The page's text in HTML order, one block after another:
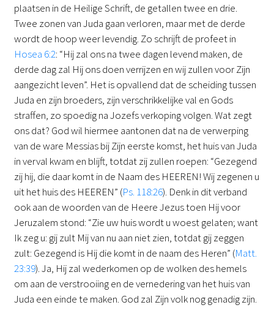
plaatsen in de Heilige Schrift, de getallen twee en drie.
Twee zonen van Juda gaan verloren, maar met de derde
wordt de hoop weer levendig. Zo schrijft de profeet in
Hosea 6:2: “Hij zal ons na twee dagen levend maken, de
derde dag zal Hij ons doen verrijzen en wij zullen voor Zijn
aangezicht leven”. Het is opvallend dat de scheiding tussen
Juda en zijn broeders, zijn verschrikkelijke val en Gods
straffen, zo spoedig na Jozefs verkoping volgen. Wat zegt
ons dat? God wil hiermee aantonen dat na de verwerping
van de ware Messias bij Zijn eerste komst, het huis van Juda
in verval kwam en blijft, totdat zij zullen roepen: “Gezegend
zij hij, die daar komt in de Naam des HEEREN! Wij zegenen u
uit het huis des HEEREN” (Ps. 118:26). Denk in dit verband
ook aan de woorden van de Heere Jezus toen Hij voor
Jeruzalem stond: “Zie uw huis wordt u woest gelaten; want
Ik zeg u: gij zult Mij van nu aan niet zien, totdat gij zeggen
zult: Gezegend is Hij die komt in de naam des Heren” (Matt.
23:39). Ja, Hij zal wederkomen op de wolken des hemels
om aan de verstrooiing en de vernedering van het huis van
Juda een einde te maken. God zal Zijn volk nog genadig zijn.